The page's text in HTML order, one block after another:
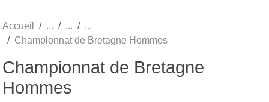
Accueil
Championnat de Bretagne Hommes
Championnat de Bretagne
Hommes